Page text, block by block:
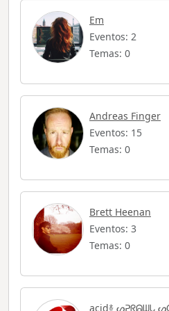
Em
Eventos: 2
Temas: 0
Andreas Finger
Eventos: 15
Temas: 0
Brett Heenan
Eventos: 3
Temas: 0
acid࿈ ᔕᕈᖇᕱᗯᘂ